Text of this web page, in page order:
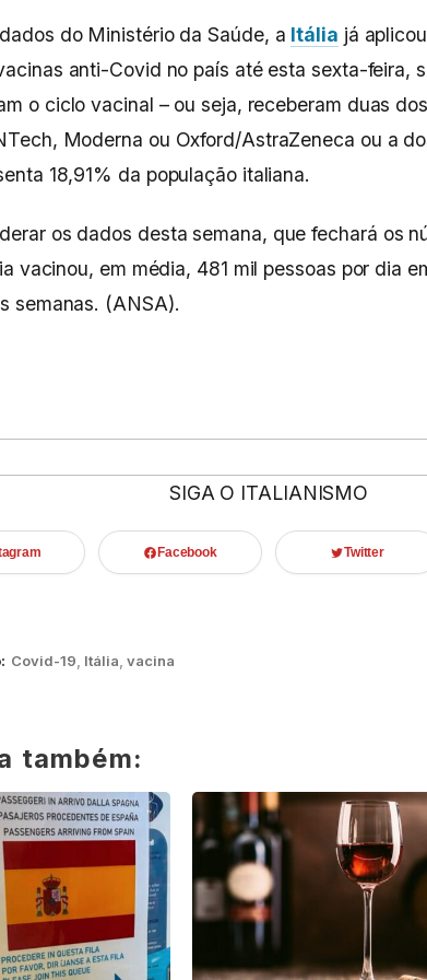
do Ministério da Saúde, a Itália já
anti-Covid no país até esta sexta-feira,
o ciclo vacinal – ou seja, receberam duas
Moderna ou Oxford/AstraZeneca ou a
18,91% da população italiana.
os dados desta semana, que fechará os
vacinou, em média, 481 mil pessoas por dia
semanas. (ANSA).
SIGA O ITALIANISMO
Facebook Twitter
Covid-19 Itália vacina
também: